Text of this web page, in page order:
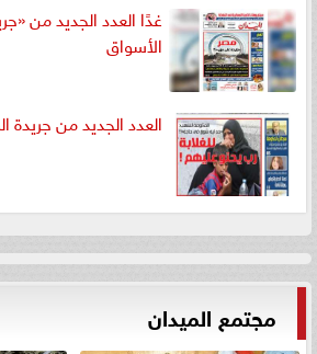
غدًا العدد الجديد من
الأسواق
العدد الجديد من جريدة
مجتمع الميدان